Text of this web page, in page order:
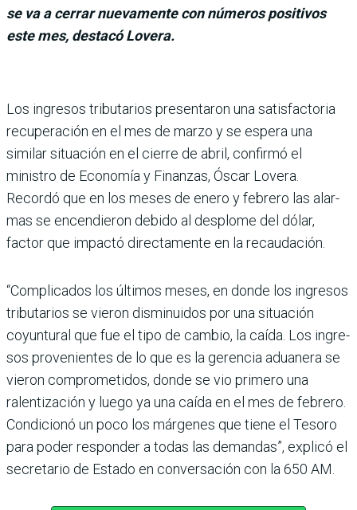
se va a cerrar nuevamente con números positivos
este mes, destacó Lovera.
Los ingresos tributa­rios presentaron una satisfactoria
recupe­ración en el mes de marzo y se espera una
similar situación en el cierre de abril, confirmó el
ministro de Economía y Finanzas, Óscar Lovera.
Recordó que en los meses de enero y febrero las alar­
mas se encendieron debido al desplome del dólar,
factor que impactó directamente en la recaudación.
“Complicados los últimos meses, en donde los ingre­sos
tributarios se vieron dis­minuidos por una situación
coyuntural que fue el tipo de cambio, la caída. Los ingre­
sos provenientes de lo que es la gerencia aduanera se
vie­ron comprometidos, donde se vio primero una
ralenti­zación y luego ya una caída en el mes de febrero.
Condi­cionó un poco los márgenes que tiene el Tesoro
para poder responder a todas las deman­das”, explicó el
secretario de Estado en conversación con la 650 AM.